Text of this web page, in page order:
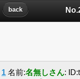
back
1 名前:名無しさん: